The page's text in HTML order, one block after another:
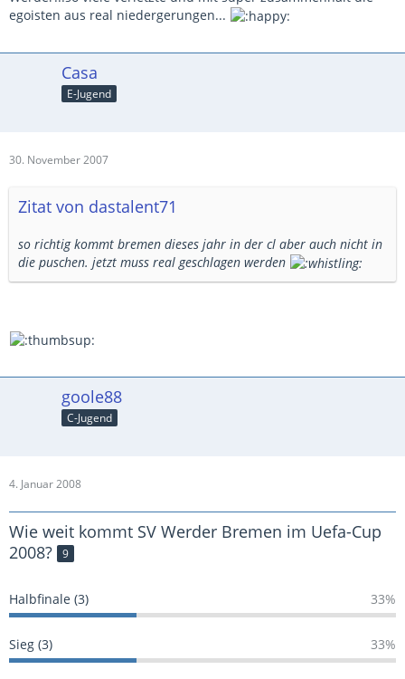
egoisten aus real niedergerungen...
Casa
E-Jugend
30. November 2007
Zitat von dastalent71
so richtig kommt bremen dieses jahr in der cl aber auch nicht in
die puschen. jetzt muss real geschlagen werden
goole88
C-Jugend
4. Januar 2008
Wie weit kommt SV Werder Bremen im Uefa-Cup
2008?
9
Halbfinale (3) 33%
Sieg (3) 33%